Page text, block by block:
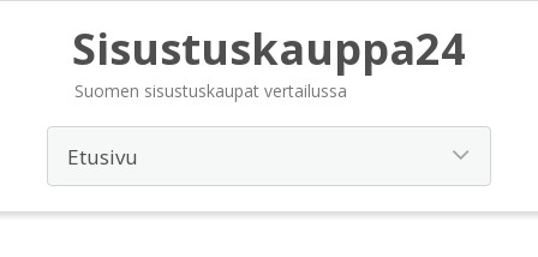
Sisustuskauppa24
Suomen sisustuskaupat vertailussa